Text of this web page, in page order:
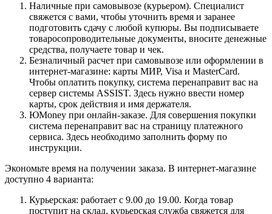
Наличные при самовывозе (курьером). Специалист
свяжется с вами, чтобы уточнить время и заранее
подготовить сдачу с любой купюры. Вы подписываете
товаросопроводительные документы, вносите денежные
средства, получаете товар и чек.
Безналичный расчет при самовывозе или оформлении в
интернет-магазине: карты МИР, Visa и MasterCard.
Чтобы оплатить покупку, система перенаправит вас на
сервер системы ASSIST. Здесь нужно ввести номер
карты, срок действия и имя держателя.
ЮMoney при онлайн-заказе. Для совершения покупки
система перенаправит вас на страницу платежного
сервиса. Здесь необходимо заполнить форму по
инструкции.
Экономьте время на получении заказа. В интернет-магазине
доступно 4 варианта:
Курьерская: работает с 9.00 до 19.00. Когда товар
поступит на склад, курьерская служба свяжется для